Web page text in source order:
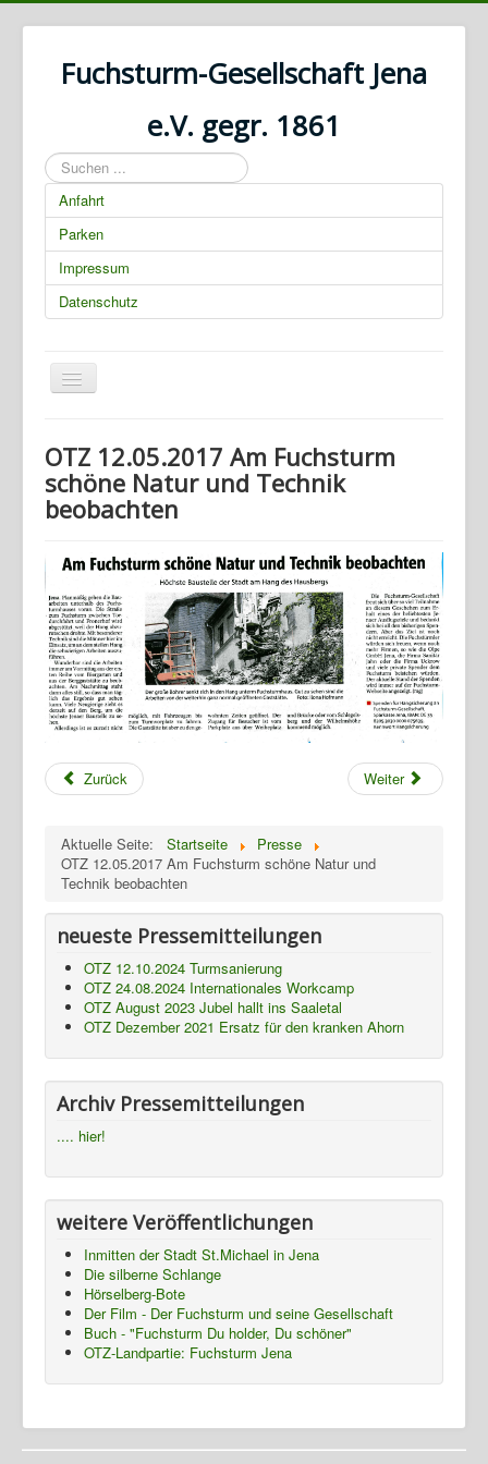
Fuchsturm-Gesellschaft Jena
e.V. gegr. 1861
Suchen
...
Anfahrt
Parken
Impressum
Datenschutz
Navigation
an/aus
Geschichte
Archiv
Verein
Termine
Presse
Gasthaus
TBBWG
Ziegenhain
NTH
OTZ 12.05.2017 Am Fuchsturm
schöne Natur und Technik
beobachten
Zurück Weiter
Aktuelle Seite: Startseite
Presse
OTZ 12.05.2017 Am Fuchsturm schöne Natur und
Technik beobachten
neueste Pressemitteilungen
OTZ 12.10.2024 Turmsanierung
OTZ 24.08.2024 Internationales Workcamp
OTZ August 2023 Jubel hallt ins Saaletal
OTZ Dezember 2021 Ersatz für den kranken Ahorn
Archiv Pressemitteilungen
.... hier!
weitere Veröffentlichungen
Inmitten der Stadt St.Michael in Jena
Die silberne Schlange
Hörselberg-Bote
Der Film - Der Fuchsturm und seine Gesellschaft
Buch - "Fuchsturm Du holder, Du schöner"
OTZ-Landpartie: Fuchsturm Jena